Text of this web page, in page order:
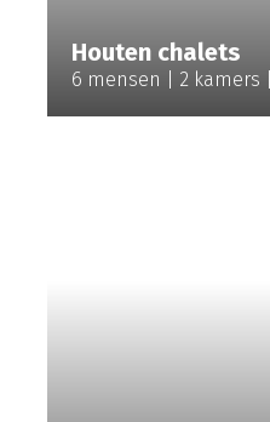
Houten chalets
6 mensen 2 kamers